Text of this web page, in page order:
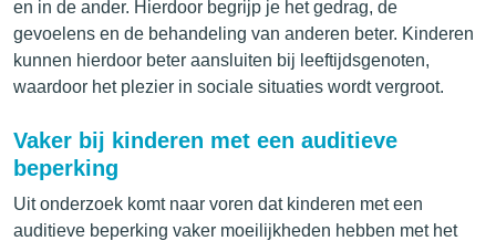
en in de ander. Hierdoor begrijp je het gedrag, de
gevoelens en de behandeling van anderen beter. Kinderen
kunnen hierdoor beter aansluiten bij leeftijdsgenoten,
waardoor het plezier in sociale situaties wordt vergroot.
Vaker bij kinderen met een auditieve
beperking
Uit onderzoek komt naar voren dat kinderen met een
auditieve beperking vaker moeilijkheden hebben met het